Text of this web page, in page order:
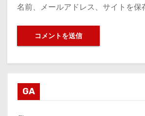
名前、メールアドレス、サイトを保
GA